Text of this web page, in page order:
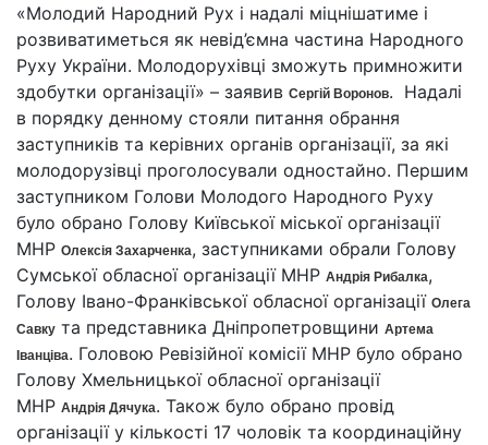
«Молодий Народний Рух і надалі міцнішатиме і
розвиватиметься як невід’ємна частина Народного
Руху України. Молодорухівці зможуть примножити
здобутки організації» – заявив Сергій Воронов. Надалі
в порядку денному стояли питання обрання
заступників та керівних органів організації, за які
молодорузівці проголосували одностайно. Першим
заступником Голови Молодого Народного Руху
було обрано Голову Київської міської організації
МНР Олексія Захарченка, заступниками обрали Голову
Сумської обласної організації МНР Андрія Рибалка,
Голову Івано-Франківської обласної організації Олега
Савку та представника Дніпропетровщини Артема
Іванціва. Головою Ревізійної комісії МНР було обрано
Голову Хмельницької обласної організації
МНР Андрія Дячука. Також було обрано провід
організації у кількості 17 чоловік та координаційну